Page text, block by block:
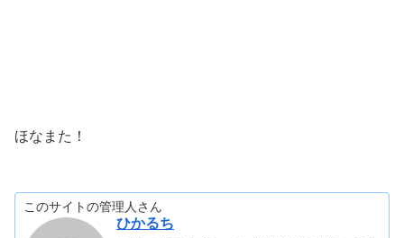
ほなまた！
このサイトの管理人さん
ひかるち